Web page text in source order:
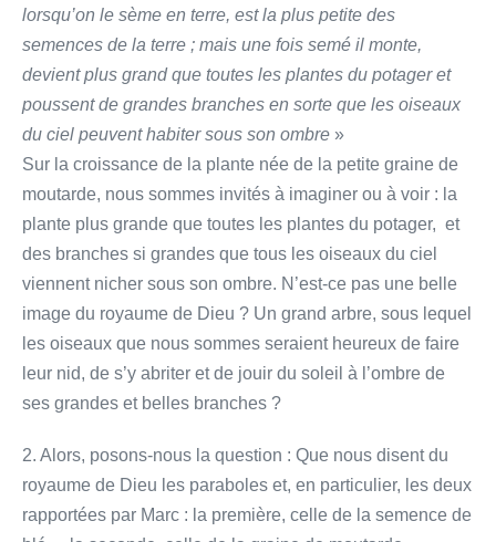
lorsqu’on le sème en terre, est la plus petite des
semences de la terre ; mais une fois semé il monte,
devient plus grand que toutes les plantes du potager et
poussent de grandes branches en sorte que les oiseaux
du ciel peuvent habiter sous son ombre »
Sur la croissance de la plante née de la petite graine de
moutarde, nous sommes invités à imaginer ou à voir : la
plante plus grande que toutes les plantes du potager, et
des branches si grandes que tous les oiseaux du ciel
viennent nicher sous son ombre. N’est-ce pas une belle
image du royaume de Dieu ? Un grand arbre, sous lequel
les oiseaux que nous sommes seraient heureux de faire
leur nid, de s’y abriter et de jouir du soleil à l’ombre de
ses grandes et belles branches ?
2. Alors, posons-nous la question : Que nous disent du
royaume de Dieu les paraboles et, en particulier, les deux
rapportées par Marc : la première, celle de la semence de